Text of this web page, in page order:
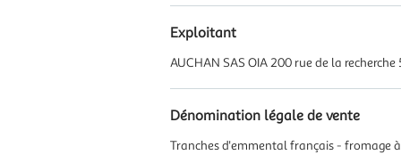
Exploitant
AUCHAN SAS OIA 200 rue de la
Dénomination légale de vente
Tranches d'emmental français - fromage